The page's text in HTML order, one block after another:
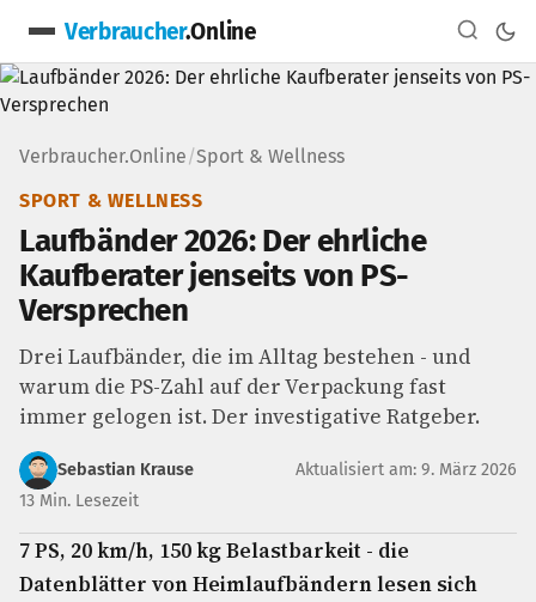
Verbraucher.Online
Verbraucher.Online/Sport & Wellness
SPORT & WELLNESS
Laufbänder 2026: Der ehrliche
Kaufberater jenseits von PS-
Versprechen
Drei Laufbänder, die im Alltag bestehen - und
warum die PS-Zahl auf der Verpackung fast
immer gelogen ist. Der investigative Ratgeber.
Sebastian Krause
Aktualisiert am: 9. März 2026
13 Min. Lesezeit
7 PS, 20 km/h, 150 kg Belastbarkeit - die
Datenblätter von Heimlaufbändern lesen sich